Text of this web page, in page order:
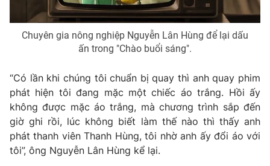
Infographic
Video Shorts video
VTV Money VTV Thể thao
VTV Sức khoẻ Bất động sản
Thị trường 24h Tấm lòng Việt
Chuyên gia nông nghiệp Nguyễn Lân Hùng để lại dấu
ấn trong "Chào buổi sáng".
“Có lần khi chúng tôi chuẩn bị quay thì anh quay phim
phát hiện tôi đang mặc một chiếc áo trắng. Hồi ấy
không được mặc áo trắng, mà chương trình sắp đến
giờ ghi rồi, lúc không biết làm thế nào thì thấy anh
phát thanh viên Thanh Hùng, tôi nhờ anh ấy đổi áo với
tôi”, ông Nguyễn Lân Hùng kể lại.